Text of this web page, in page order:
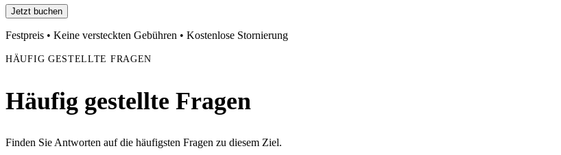
Jetzt buchen
Festpreis • Keine versteckten Gebühren • Kostenlose Stornierung
HÄUFIG GESTELLTE FRAGEN
Häufig gestellte Fragen
Finden Sie Antworten auf die häufigsten Fragen zu diesem Ziel.